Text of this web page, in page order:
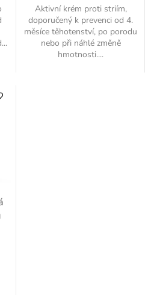
Aktivní krém proti striím,
doporučený k prevenci od 4.
měsíce těhotenství, po porodu
nebo při náhlé změně
hmotnosti....